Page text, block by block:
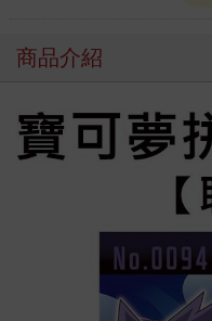
商品介紹